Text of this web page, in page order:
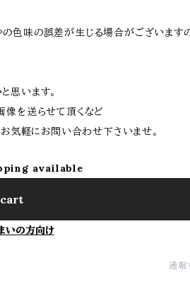
の色味の誤差が生じる場合がございます
思います。
像を送らせて頂くなど
気軽にお問い合わせ下さいませ。
available
いの方向け
通報